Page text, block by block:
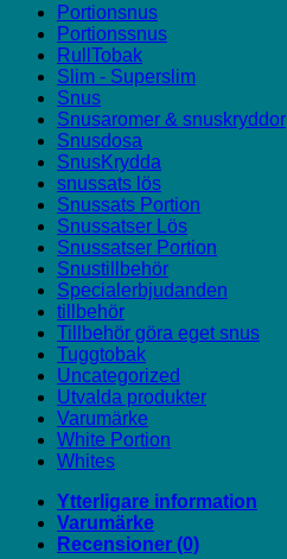
Portionsnus
Portionssnus
RullTobak
Slim - Superslim
Snus
Snusaromer & snuskryddor
Snusdosa
SnusKrydda
snussats lös
Snussats Portion
Snussatser Lös
Snussatser Portion
Snustillbehör
Specialerbjudanden
tillbehör
Tillbehör göra eget snus
Tuggtobak
Uncategorized
Utvalda produkter
Varumärke
White Portion
Whites
Ytterligare information
Varumärke
Recensioner (0)